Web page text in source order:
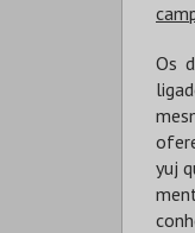
Os
yuj